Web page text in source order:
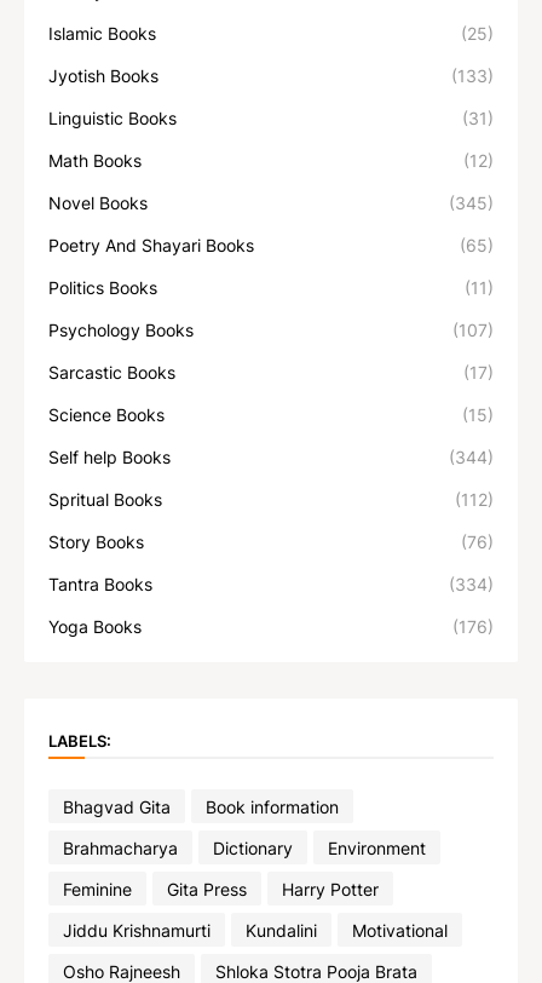
Islamic Books (25)
Jyotish Books (133)
Linguistic Books (31)
Math Books (12)
Novel Books (345)
Poetry And Shayari Books (65)
Politics Books (11)
Psychology Books (107)
Sarcastic Books (17)
Science Books (15)
Self help Books (344)
Spritual Books (112)
Story Books (76)
Tantra Books (334)
Yoga Books (176)
LABELS:
Bhagvad Gita
Book information
Brahmacharya
Dictionary
Environment
Feminine
Gita Press
Harry Potter
Jiddu Krishnamurti
Kundalini
Motivational
Osho Rajneesh
Shloka Stotra Pooja Brata